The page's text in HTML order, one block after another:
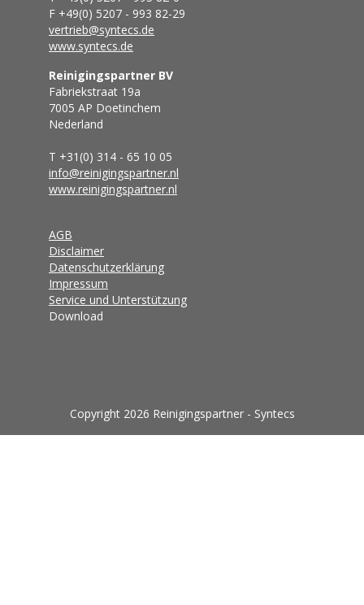
F +49(0) 5207 - 993 82-29
vertrieb@syntecs.de
www.syntecs.de
Reinigingspartner BV
Fabriekstraat 19a
7005 AP Doetinchem
Nederland
T +31(0) 314 - 65 10 05
info@reinigingspartner.nl
www.reinigingspartner.nl
AGB
Disclaimer
Datenschutzerklärung
Impressum
Service und Unterstützung
Download
Copyright 2026 Reinigingspartner - Syntecs